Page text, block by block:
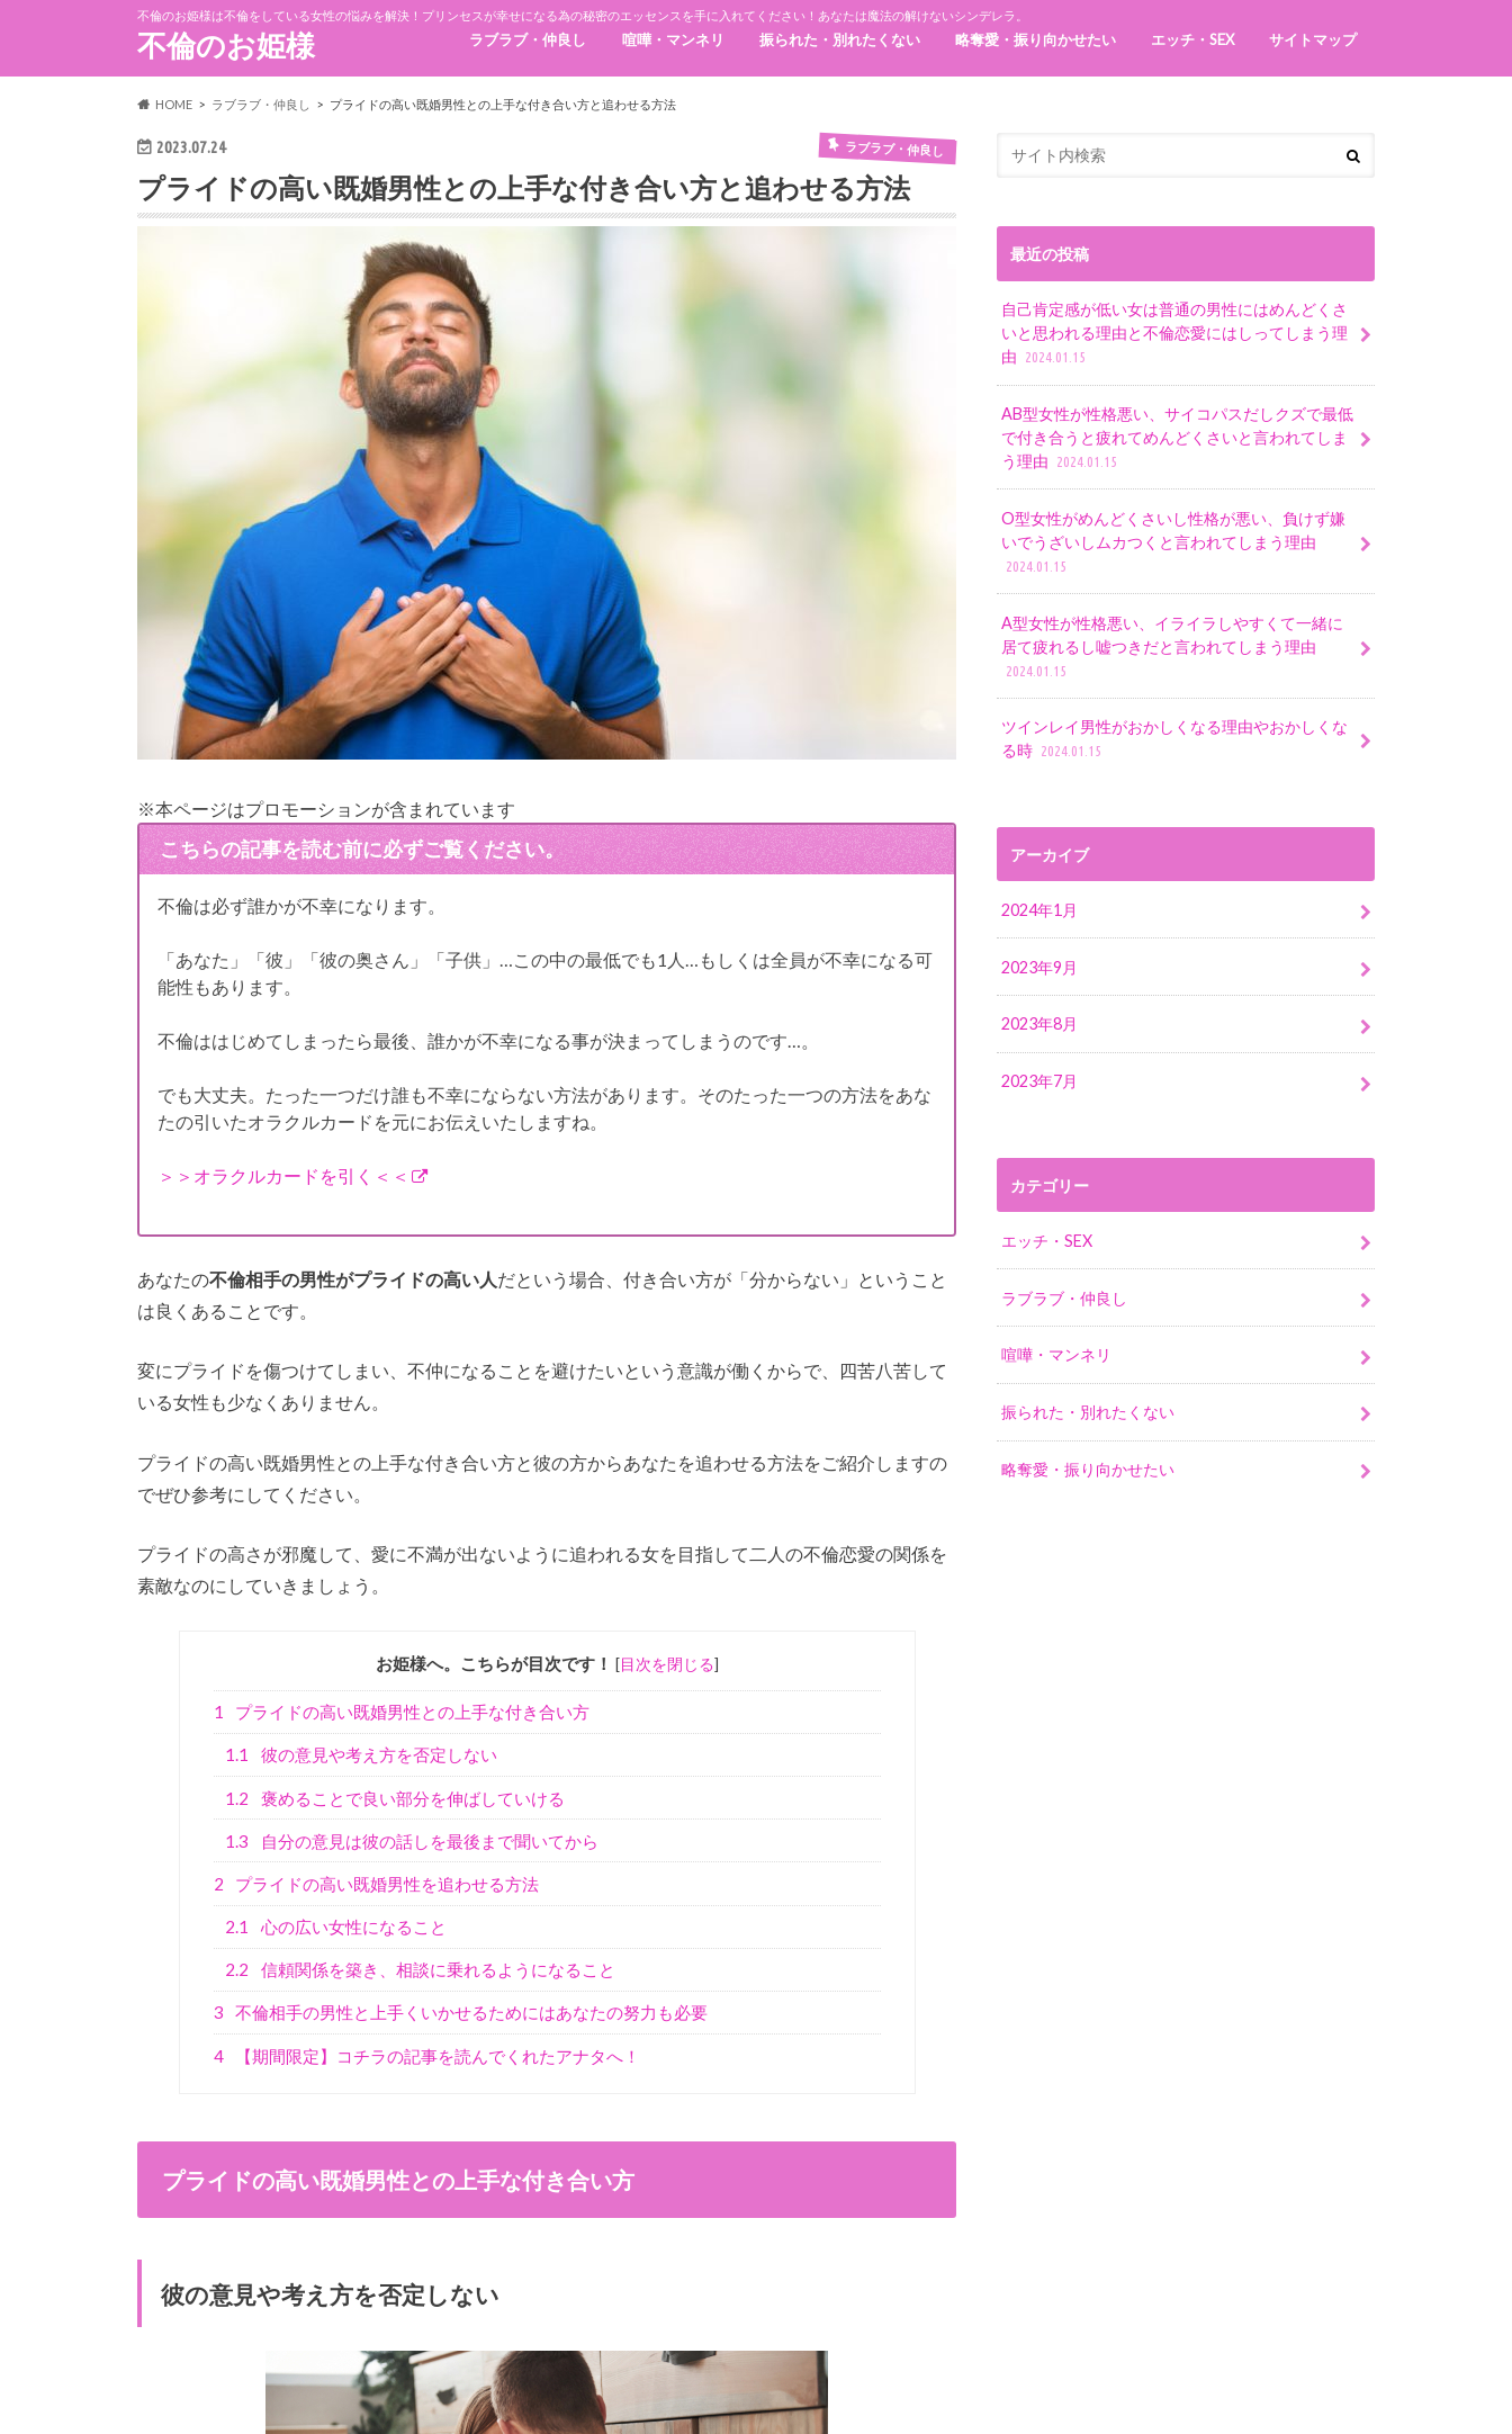
不倫のお姫様は不倫をしている女性の悩みを解決！プリンセスが幸せになる為の秘密のエッセンスを手に入れてください！あなたは魔法の解けないシンデレラ。
不倫のお姫様 ラブラブ・仲良し 喧嘩・マンネリ 振られた・別れたくない 略奪愛・振り向かせたい エッチ・SEX サイトマップ
HOME ラブラブ・仲良し プライドの高い既婚男性との上手な付き合い方と追わせる方法
2023.07.24 ラブラブ・仲良し
プライドの高い既婚男性との上手な付き合い方と追わせる方法
※本ページはプロモーションが含まれています
こちらの記事を読む前に必ずご覧ください。
不倫は必ず誰かが不幸になります。
「あなた」「彼」「彼の奥さん」「子供」…この中の最低でも1人…もしくは全員が不幸になる可
能性もあります。
不倫ははじめてしまったら最後、誰かが不幸になる事が決まってしまうのです…。
でも大丈夫。たった一つだけ誰も不幸にならない方法があります。そのたった一つの方法をあな
たの引いたオラクルカードを元にお伝えいたしますね。
＞＞オラクルカードを引く＜＜
あなたの不倫相手の男性がプライドの高い人 だという場合、付き合い方が「分からない」ということ
は良くあることです。
変にプライドを傷つけてしまい、不仲になることを避けたいという意識が働くからで、四苦八苦して
いる女性も少なくありません。
プライドの高い既婚男性との上手な付き合い方と彼の方からあなたを追わせる方法をご紹介しますの
でぜひ参考にしてください。
プライドの高さが邪魔して、愛に不満が出ないように追われる女を目指して二人の不倫恋愛の関係を
素敵なのにしていきましょう。
お姫様へ。こちらが目次です！ [目次を閉じる]
1 プライドの高い既婚男性との上手な付き合い方
1.1 彼の意見や考え方を否定しない
1.2 褒めることで良い部分を伸ばしていける
1.3 自分の意見は彼の話しを最後まで聞いてから
2 プライドの高い既婚男性を追わせる方法
2.1 心の広い女性になること
2.2 信頼関係を築き、相談に乗れるようになること
3 不倫相手の男性と上手くいかせるためにはあなたの努力も必要
4 【期間限定】コチラの記事を読んでくれたアナタへ！
プライドの高い既婚男性との上手な付き合い方
彼の意見や考え方を否定しない
最近の投稿
自己肯定感が低い女は普通の男性にはめんどくさ
いと思われる理由と不倫恋愛にはしってしまう理
由
2024.01.15
AB型女性が性格悪い、サイコパスだしクズで最低
で付き合うと疲れてめんどくさいと言われてしま
う理由
2024.01.15
O型女性がめんどくさいし性格が悪い、負けず嫌
いでうざいしムカつくと言われてしまう理由
2024.01.15
A型女性が性格悪い、イライラしやすくて一緒に
居て疲れるし嘘つきだと言われてしまう理由
2024.01.15
ツインレイ男性がおかしくなる理由やおかしくな
る時 2024.01.15
アーカイブ
2024年1月
2023年9月
2023年8月
2023年7月
カテゴリー
エッチ・SEX
ラブラブ・仲良し
喧嘩・マンネリ
振られた・別れたくない
略奪愛・振り向かせたい